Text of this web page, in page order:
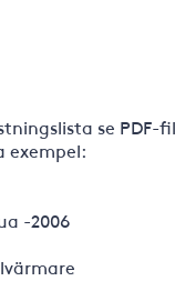
se PDF-
exempel:
-2006